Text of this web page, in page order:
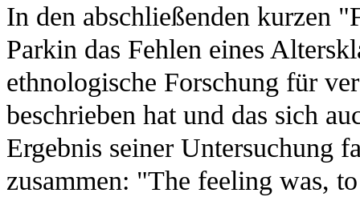
In den abschließenden kurzen
Parkin das Fehlen eines
ethnologische Forschung für
beschrieben hat und das sich
Ergebnis seiner Untersuchung
zusammen: "The feeling was,